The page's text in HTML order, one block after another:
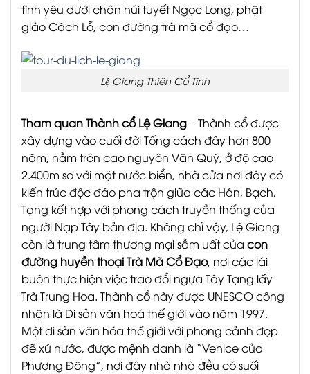
tình yêu dưới chân núi tuyết Ngọc Long, phật
giáo Cách Lỗ, con đường trà mã cổ đạo…
Lệ Giang Thiên Cổ Tình
Tham quan Thành cổ Lệ Giang– Thành cổ được
xây dựng vào cuối đời Tống cách đây hơn 800
năm, nằm trên cao nguyên Vân Quý, ở độ cao
2.400m so với mặt nước biển, nhà cửa nơi đây có
kiến trúc độc đáo pha trộn giữa các Hán, Bạch,
Tạng kết hợp với phong cách truyền thống của
người Nạp Tây bản địa. Không chỉ vậy, Lệ Giang
còn là trung tâm thương mại sầm uất của con
đường huyền thoại Trà Mã Cổ Đạo, nơi các lái
buôn thực hiện việc trao đổi ngựa Tây Tạng lấy
Trà Trung Hoa. Thành cổ này được UNESCO công
nhận là Di sản văn hoá thế giới vào năm 1997.
Một di sản văn hóa thế giới với phong cảnh đẹp
đẽ xứ nước, được mệnh danh là “Venice của
Phương Đông”, nơi đây nhà nhà đều có suối